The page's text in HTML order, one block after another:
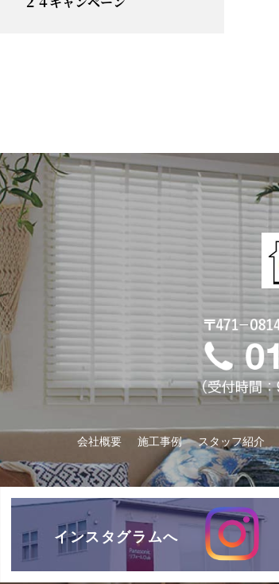
会社概要 施工事例 スタッフ紹介
インスタグラムへ